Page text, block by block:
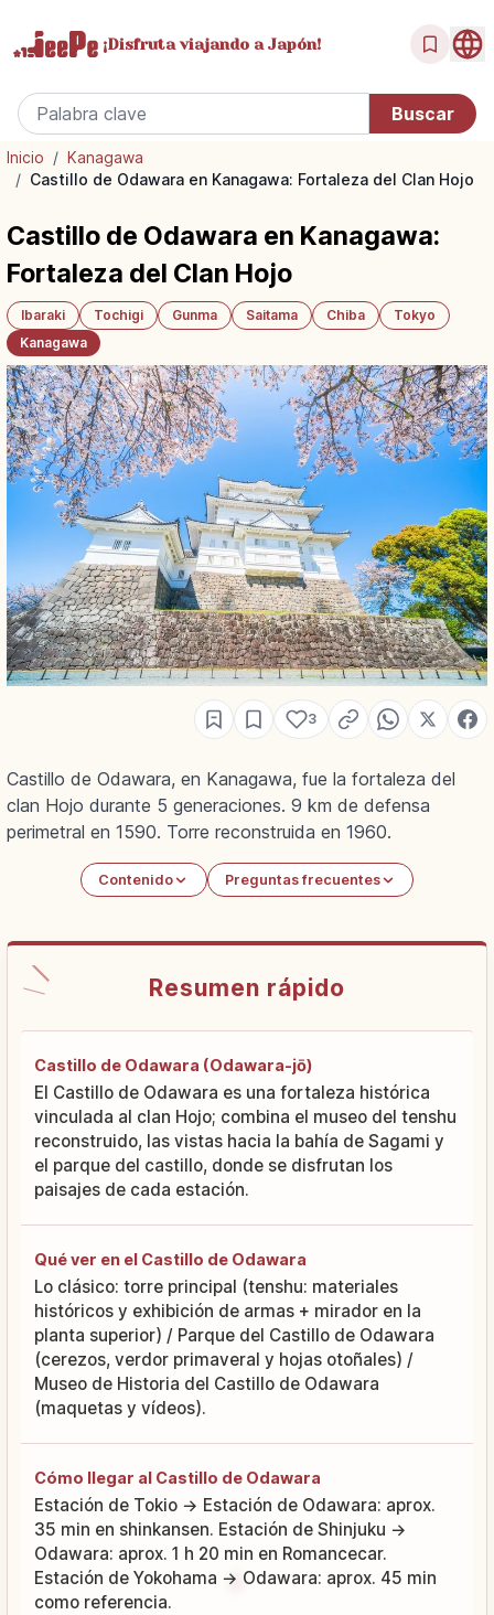
¡Disfrutaviajando a Japón!
Inicio / Kanagawa
/ Castillo de Odawara en Kanagawa: Fortaleza del Clan Hojo
Castillo de Odawara en Kanagawa:
Fortaleza del Clan Hojo
Ibaraki Tochigi Gunma Saitama Chiba
Tokyo
Kanagawa
3
Castillo de Odawara, en Kanagawa, fue la fortaleza del
clan Hojo durante 5 generaciones. 9 km de defensa
perimetral en 1590. Torre reconstruida en 1960.
Contenido Preguntas frecuentes
Resumen rápido
Castillo de Odawara (Odawara-jō)
El Castillo de Odawara es una fortaleza histórica
vinculada al clan Hojo; combina el museo del tenshu
reconstruido, las vistas hacia la bahía de Sagami y
el parque del castillo, donde se disfrutan los
paisajes de cada estación.
Qué ver en el Castillo de Odawara
Lo clásico: torre principal (tenshu: materiales
históricos y exhibición de armas + mirador en la
planta superior) / Parque del Castillo de Odawara
(cerezos, verdor primaveral y hojas otoñales) /
Museo de Historia del Castillo de Odawara
(maquetas y vídeos).
Cómo llegar al Castillo de Odawara
Estación de Tokio → Estación de Odawara: aprox.
35 min en shinkansen. Estación de Shinjuku →
Odawara: aprox. 1 h 20 min en Romancecar.
Estación de Yokohama → Odawara: aprox. 45 min
como referencia.